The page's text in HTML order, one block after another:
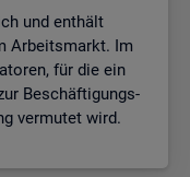
und enthält
Arbeitsmarkt. Im
für die ein
Beschäftigungs-
vermutet wird.